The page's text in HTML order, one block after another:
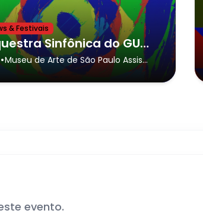
& Festivais
Orquestra Sinfônica do GURI de São Paulo no MASP
•Museu de Arte de São Paulo Assis
Chateaubriand
- São Paulo
evento.